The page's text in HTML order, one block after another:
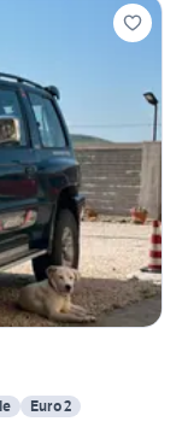
Euro 2